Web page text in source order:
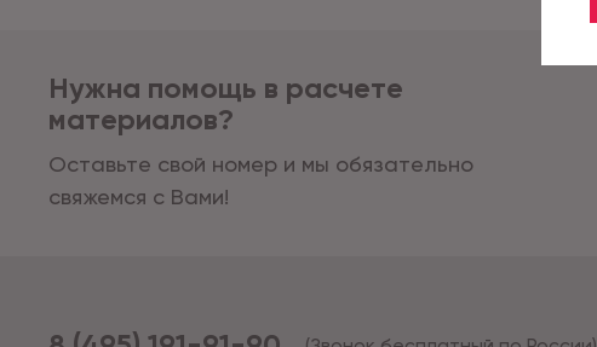
Нужна помощь в расчете
материалов?
Оставьте свой номер и мы обязательно
свяжемся с Вами!